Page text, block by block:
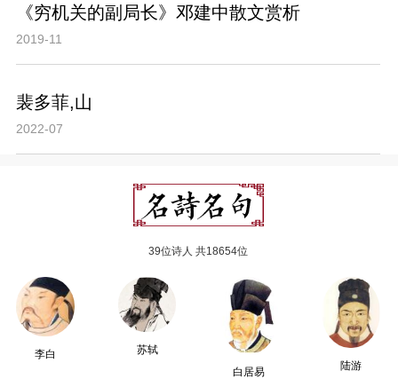
《穷机关的副局长》邓建中散文赏析
2019-11
裴多菲,山
2022-07
39位诗人 共18654位
李白
苏轼
白居易
陆游